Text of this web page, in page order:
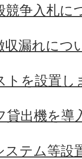
競争入札に
収漏れにつ
トを設置し
貸出機を導
ステム等設